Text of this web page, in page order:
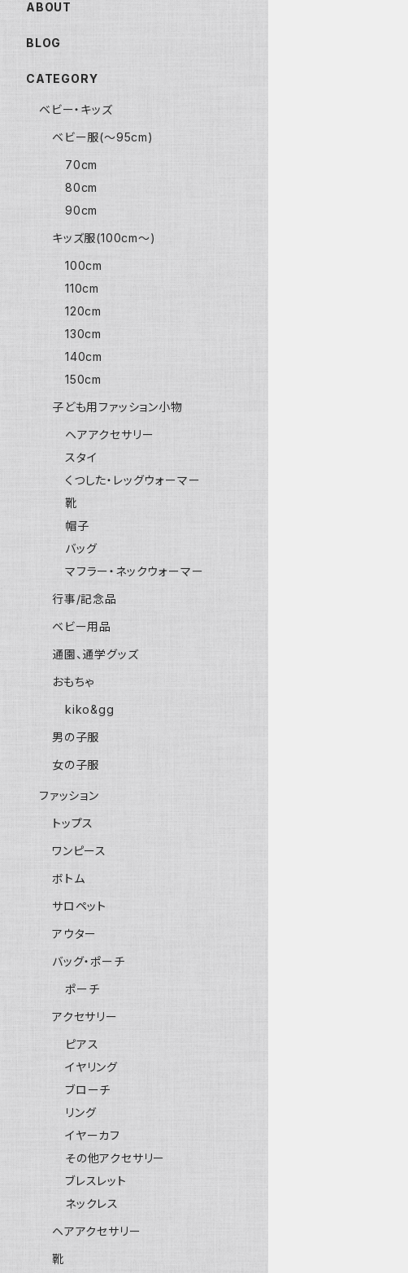
ABOUT
BLOG
CATEGORY
ベビー・キッズ
ベビー服(〜95cm)
70cm
80cm
90cm
キッズ服(100cm〜)
100cm
110cm
120cm
130cm
140cm
150cm
子ども用ファッション小物
ヘアアクセサリー
スタイ
くつした・レッグウォーマー
靴
帽子
バッグ
マフラー・ネックウォーマー
行事/記念品
ベビー用品
通園、通学グッズ
おもちゃ
kiko&gg
男の子服
女の子服
ファッション
トップス
ワンピース
ボトム
サロペット
アウター
バッグ・ポーチ
ポーチ
アクセサリー
ピアス
イヤリング
ブローチ
リング
イヤーカフ
その他アクセサリー
ブレスレット
ネックレス
ヘアアクセサリー
靴